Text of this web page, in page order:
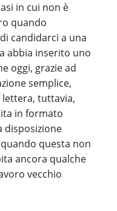
in cui non è
quando
candidarci a una
abbia inserito uno
oggi, grazie ad
semplice,
lettera, tuttavia,
in formato
disposizione
quando questa non
ancora qualche
vecchio